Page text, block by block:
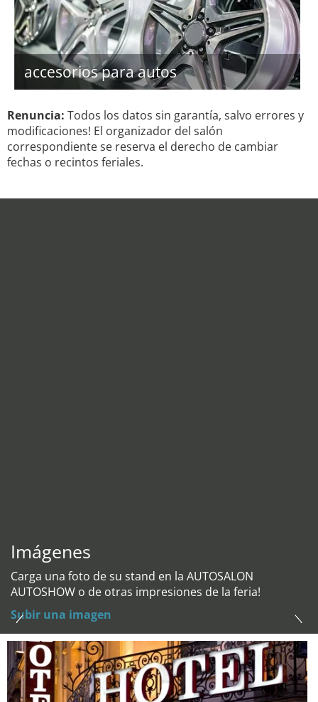
accesorios para autos
Renuncia: Todos los datos sin garantía, salvo errores y
modificaciones! El organizador del salón
correspondiente se reserva el derecho de cambiar
fechas o recintos feriales.
Imágenes
Carga una foto de su stand en la AUTOSALON
AUTOSHOW o de otras impresiones de la feria!
Subir una imagen